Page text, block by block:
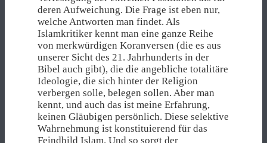
deren Aufweichung. Die Frage ist eben nur,
welche Antworten man findet. Als
Islamkritiker kennt man eine ganze Reihe
von merkwürdigen Koranversen (die es aus
unserer Sicht des 21. Jahrhunderts in der
Bibel auch gibt), die die angebliche totalitäre
Ideologie, die sich hinter der Religion
verbergen solle, belegen sollen. Aber man
kennt, und auch das ist meine Erfahrung,
keinen Gläubigen persönlich. Diese selektive
Wahrnehmung ist konstituierend für das
Feindbild Islam. Und so sorgt der